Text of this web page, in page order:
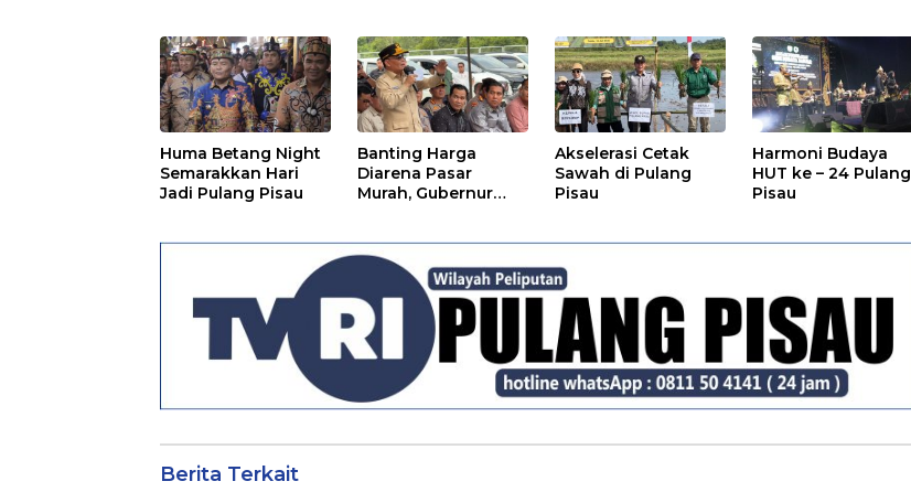
Huma Betang Night
Semarakkan Hari
Jadi Pulang Pisau
Banting Harga
Diarena Pasar
Murah, Gubernur
Akselerasi Cetak
Sawah di Pulang
Pisau
Harmoni Budaya
HUT ke – 24 Pulang
Pisau
Berita Terkait